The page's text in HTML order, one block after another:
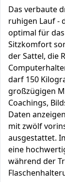
Das verbaute
ruhigen Lauf -
optimal für
Sitzkomfort
der Sattel, die
darf 150
großzügigen
Coachings,
Daten
mit zwölf
ausgestattet.
eine
während der